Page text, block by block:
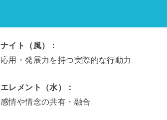
ナイト（風）：
応用・発展力を持つ実際的な行動力
エレメント（水）：
感情や情念の共有・融合